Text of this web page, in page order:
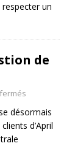
un
de
désormais
d’April